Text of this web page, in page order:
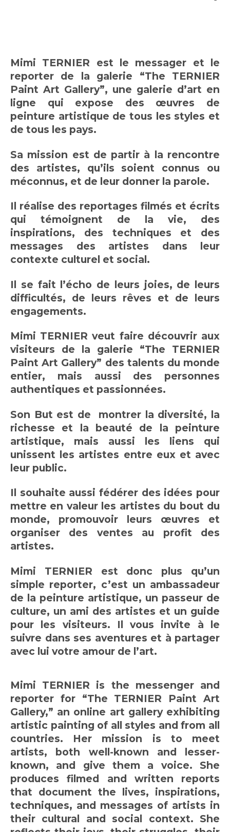
Mimi TERNIER est le messager et le
reporter de la galerie “The TERNIER
Paint Art Gallery”, une galerie d’art en
ligne qui expose des œuvres de
peinture artistique de tous les styles et
de tous les pays.
Sa mission est de partir à la rencontre
des artistes, qu’ils soient connus ou
méconnus, et de leur donner la parole.
Il réalise des reportages filmés et écrits
qui témoignent de la vie, des
inspirations, des techniques et des
messages des artistes dans leur
contexte culturel et social.
Il se fait l’écho de leurs joies, de leurs
difficultés, de leurs rêves et de leurs
engagements.
Mimi TERNIER veut faire découvrir aux
visiteurs de la galerie “The TERNIER
Paint Art Gallery” des talents du monde
entier, mais aussi des personnes
authentiques et passionnées.
Son But est de montrer la diversité, la
richesse et la beauté de la peinture
artistique, mais aussi les liens qui
unissent les artistes entre eux et avec
leur public.
Il souhaite aussi fédérer des idées pour
mettre en valeur les artistes du bout du
monde, promouvoir leurs œuvres et
organiser des ventes au profit des
artistes.
Mimi TERNIER est donc plus qu’un
simple reporter, c’est un ambassadeur
de la peinture artistique, un passeur de
culture, un ami des artistes et un guide
pour les visiteurs. Il vous invite à le
suivre dans ses aventures et à partager
avec lui votre amour de l’art.
Mimi TERNIER is the messenger and
reporter for “The TERNIER Paint Art
Gallery,” an online art gallery exhibiting
artistic painting of all styles and from all
countries. Her mission is to meet
artists, both well-known and lesser-
known, and give them a voice. She
produces filmed and written reports
that document the lives, inspirations,
techniques, and messages of artists in
their cultural and social context. She